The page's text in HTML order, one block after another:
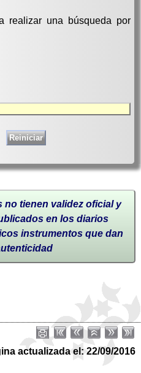
realizar una búsqueda por
tienen validez oficial y
en los diarios
instrumentos que dan
actualizada el: 22/09/2016